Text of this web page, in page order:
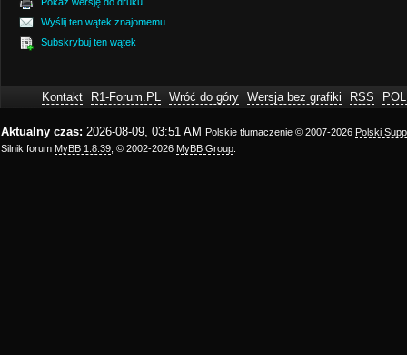
Wyślij ten wątek znajomemu
Subskrybuj ten wątek
Kontakt R1-Forum.PL Wróć do góry Wersja bez grafiki RSS
Aktualny czas: 2026-08-09, 03:51 AM Polskie tłumaczenie © 2007-2026 Polski
Silnik forum MyBB 1.8.39 , © 2002-2026 MyBB Group